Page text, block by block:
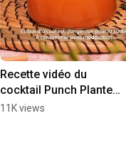
Recette vidéo du
cocktail Punch Planteur
au rhum Old Nick
11K views